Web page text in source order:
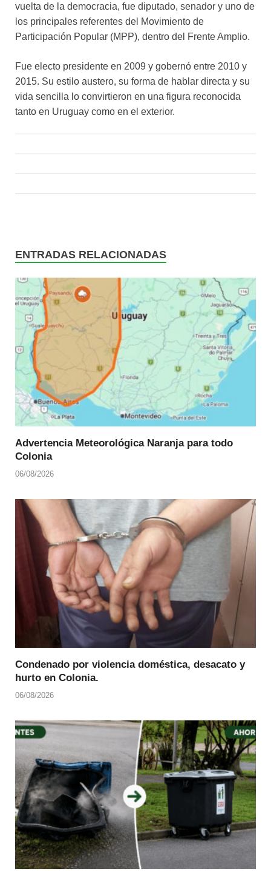
vuelta de la democracia, fue diputado, senador y uno de
los principales referentes del Movimiento de
Participación Popular (MPP), dentro del Frente Amplio.
Fue electo presidente en 2009 y gobernó entre 2010 y
2015. Su estilo austero, su forma de hablar directa y su
vida sencilla lo convirtieron en una figura reconocida
tanto en Uruguay como en el exterior.
ENTRADAS RELACIONADAS
Advertencia Meteorológica Naranja para todo
Colonia
06/08/2026
Condenado por violencia doméstica, desacato y
hurto en Colonia.
06/08/2026